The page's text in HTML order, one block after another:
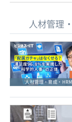
人材管理
人材管理・育成・HRM